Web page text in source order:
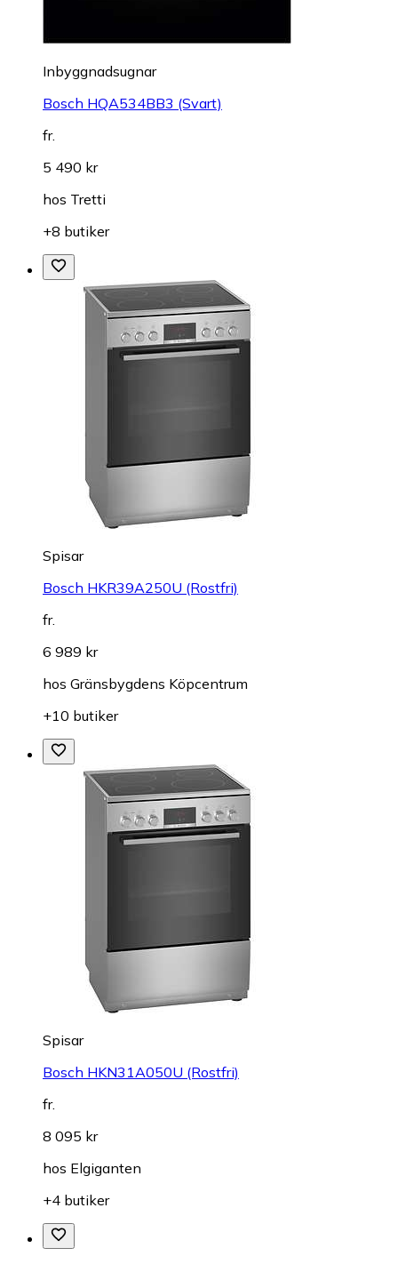
Inbyggnadsugnar
Bosch HQA534BB3 (Svart)
fr.
5 490 kr
hos Tretti
+8 butiker
Spisar
Bosch HKR39A250U (Rostfri)
fr.
6 989 kr
hos Gränsbygdens Köpcentrum
+10 butiker
Spisar
Bosch HKN31A050U (Rostfri)
fr.
8 095 kr
hos Elgiganten
+4 butiker